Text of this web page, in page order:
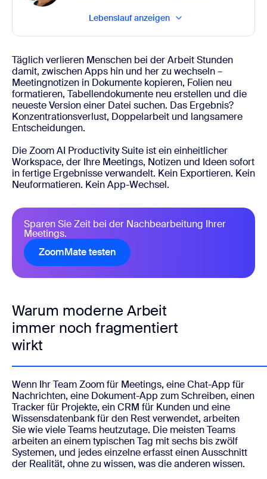
Lebenslauf anzeigen
Täglich verlieren Menschen bei der Arbeit Stunden
damit, zwischen Apps hin und her zu wechseln –
Meetingnotizen in Dokumente kopieren, Folien neu
formatieren, Tabellendokumente neu erstellen und die
neueste Version einer Datei suchen. Das Ergebnis?
Konzentrationsverlust, Doppelarbeit und langsamere
Entscheidungen.
Die Zoom AI Productivity Suite ist ein einheitlicher
Workspace, der Ihre Meetings, Notizen und Ideen sofort
in fertige Ergebnisse verwandelt. Kein Exportieren. Kein
Neuformatieren. Kein App-Wechsel.
Sparen Sie Zeit bei der Nachbearbeitung Ihrer
Meetings.
ZoomMate testen
Warum moderne Arbeit
immer noch fragmentiert
wirkt
Wenn Ihr Team Zoom für Meetings, eine Chat-App für
Nachrichten, eine Dokument-App zum Schreiben, einen
Tracker für Projekte, ein CRM für Kunden und eine
Wissensdatenbank für den Rest verwendet, arbeiten
Sie wie viele Teams heutzutage. Die meisten Teams
arbeiten an einem typischen Tag mit sechs bis zwölf
Systemen, und jedes einzelne erfasst einen Ausschnitt
der Realität, ohne zu wissen, was die anderen wissen.